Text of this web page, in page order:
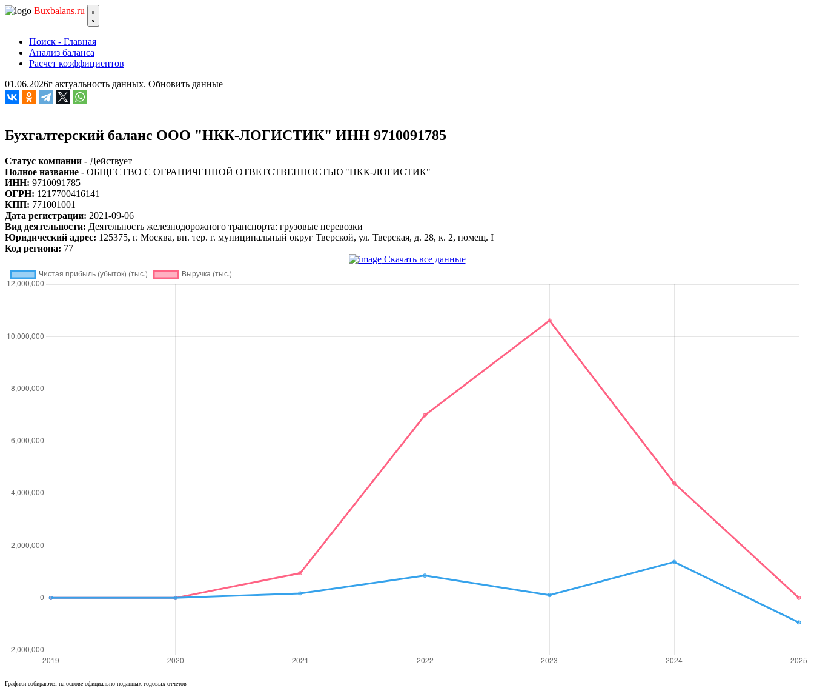
Buxbalans.ru
Поиск - Главная
Анализ баланса
Расчет коэффициентов
01.06.2026г актуальность данных. Обновить данные
Бухгалтерский баланс ООО "НКК-ЛОГИСТИК" ИНН 9710091785
Статус компании - Действует
Полное название - ОБЩЕСТВО С ОГРАНИЧЕННОЙ ОТВЕТСТВЕННОСТЬЮ "НКК-ЛОГИСТИК"
ИНН: 9710091785
ОГРН: 1217700416141
КПП: 771001001
Дата регистрации: 2021-09-06
Вид деятельности: Деятельность железнодорожного транспорта: грузовые перевозки
Юридический адрес: 125375, г. Москва, вн. тер. г. муниципальный округ Тверской, ул. Тверская, д. 28, к. 2, помещ. I
Код региона: 77
Скачать все данные
Графики собираются на основе официально поданных годовых отчетов